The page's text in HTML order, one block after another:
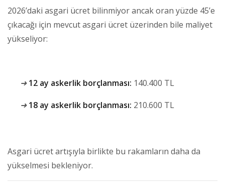
2026’daki asgari ücret bilinmiyor ancak oran yüzde 45’e
çıkacağı için mevcut asgari ücret üzerinden bile maliyet
yükseliyor:
➜12 ay askerlik borçlanması: 140.400 TL
➜18 ay askerlik borçlanması: 210.600 TL
Asgari ücret artışıyla birlikte bu rakamların daha da
yükselmesi bekleniyor.